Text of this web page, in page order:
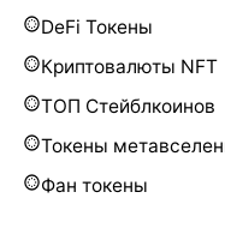
DeFi Токены
Криптовалюты NFT
ТОП Стейблкоинов
Токены
Фан токены